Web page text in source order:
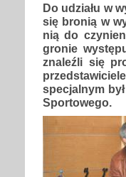
Do udziału w
się bronią w
nią do
gronie
znaleźli się
specjalnym
Sportowego.